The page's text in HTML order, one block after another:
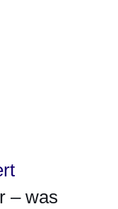
– was